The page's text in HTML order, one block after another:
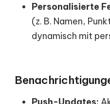
Personalisierte
(z. B. Namen,
dynamisch mit